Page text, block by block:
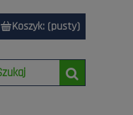
Koszyk: (pusty)